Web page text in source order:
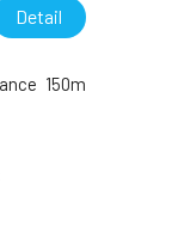
Detail
150m